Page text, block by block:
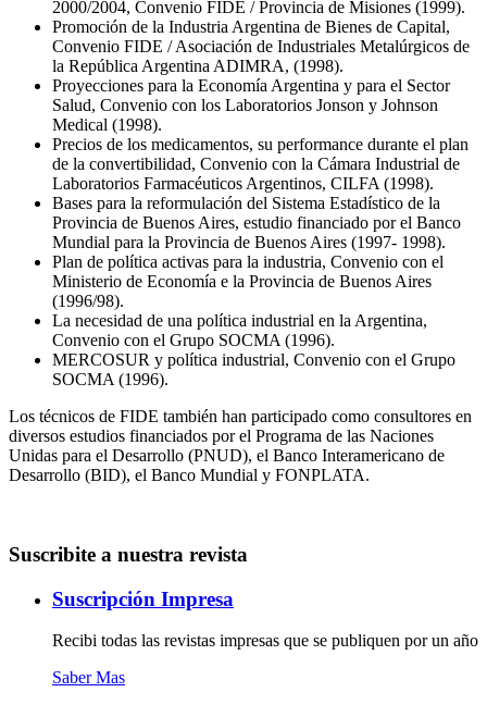
2000/2004, Convenio FIDE / Provincia de Misiones (1999).
Promoción de la Industria Argentina de Bienes de Capital,
Convenio FIDE / Asociación de Industriales Metalúrgicos de
la República Argentina ADIMRA, (1998).
Proyecciones para la Economía Argentina y para el Sector
Salud, Convenio con los Laboratorios Jonson y Johnson
Medical (1998).
Precios de los medicamentos, su performance durante el plan
de la convertibilidad, Convenio con la Cámara Industrial de
Laboratorios Farmacéuticos Argentinos, CILFA (1998).
Bases para la reformulación del Sistema Estadístico de la
Provincia de Buenos Aires, estudio financiado por el Banco
Mundial para la Provincia de Buenos Aires (1997- 1998).
Plan de política activas para la industria, Convenio con el
Ministerio de Economía e la Provincia de Buenos Aires
(1996/98).
La necesidad de una política industrial en la Argentina,
Convenio con el Grupo SOCMA (1996).
MERCOSUR y política industrial, Convenio con el Grupo
SOCMA (1996).
Los técnicos de FIDE también han participado como consultores en
diversos estudios financiados por el Programa de las Naciones
Unidas para el Desarrollo (PNUD), el Banco Interamericano de
Desarrollo (BID), el Banco Mundial y FONPLATA.
Suscribite a nuestra revista
Suscripción Impresa
Recibi todas las revistas impresas que se publiquen por un año
Saber Mas